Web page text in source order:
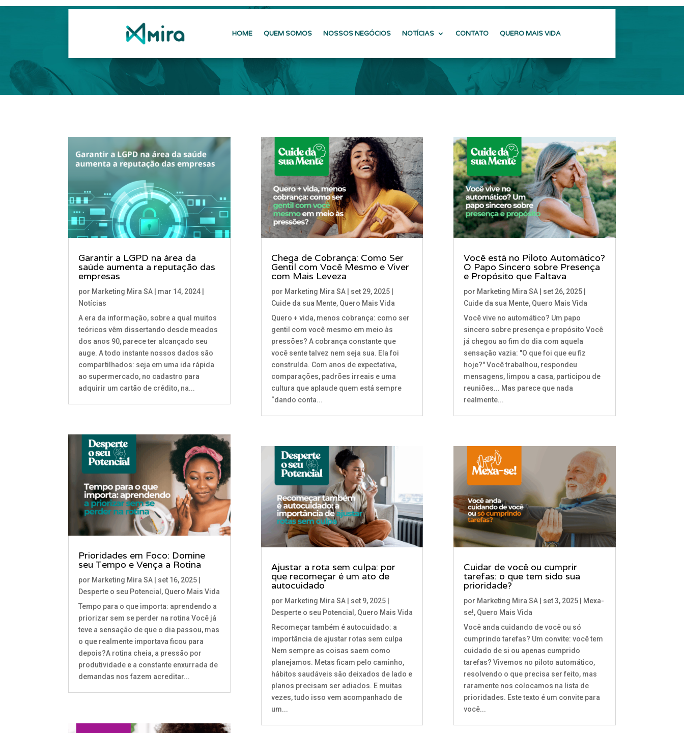
HOME QUEM SOMOS NOSSOS NEGÓCIOS NOTÍCIAS CONTATO QUERO MAIS VIDA
Garantir a LGPD na área da
saúde aumenta a reputação das
empresas
por Marketing Mira SA mar 14, 2024
Notícias
A era da informação, sobre a qual muitos
teóricos vêm dissertando desde meados
dos anos 90, parece ter alcançado seu
auge. A todo instante nossos dados são
compartilhados: seja em uma ida rápida
ao supermercado, no cadastro para
adquirir um cartão de crédito, na...
Prioridades em Foco: Domine
seu Tempo e Vença a Rotina
por Marketing Mira SA set 16, 2025
Desperte o seu Potencial , Quero Mais Vida
Tempo para o que importa: aprendendo a
priorizar sem se perder na rotina Você já
teve a sensação de que o dia passou, mas
o que realmente importava ficou para
depois?A rotina cheia, a pressão por
produtividade e a constante enxurrada de
demandas nos fazem acreditar...
Chega de Cobrança: Como Ser
Gentil com Você Mesmo e Viver
com Mais Leveza
por Marketing Mira SA| set 29, 2025|
Cuide da sua Mente, Quero Mais Vida
Quero + vida, menos cobrança: como ser
gentil com você mesmo em meio às
pressões? A cobrança constante que
você sente talvez nem seja sua. Ela foi
construída. Com anos de expectativa,
comparações, padrões irreais e uma
cultura que aplaude quem está sempre
“dando conta...
Ajustar a rota sem culpa: por
que recomeçar é um ato de
autocuidado
por Marketing Mira SA| set 9, 2025|
Desperte o seu Potencial , Quero Mais Vida
Recomeçar também é autocuidado: a
importância de ajustar rotas sem culpa
Nem sempre as coisas saem como
planejamos. Metas ficam pelo caminho,
hábitos saudáveis são deixados de lado e
planos precisam ser adiados. E muitas
vezes, tudo isso vem acompanhado de
um...
Você está no Piloto Automático?
O Papo Sincero sobre Presença
e Propósito que Faltava
por Marketing Mira SA| set 26, 2025|
Cuide da sua Mente, Quero Mais Vida
Você vive no automático? Um papo
sincero sobre presença e propósito Você
já chegou ao fim do dia com aquela
sensação vazia: "O que foi que eu fiz
hoje?" Você trabalhou, respondeu
mensagens, limpou a casa, participou de
reuniões... Mas parece que nada
realmente...
Cuidar de você ou cumprir
tarefas: o que tem sido sua
prioridade?
por Marketing Mira SA| set 3, 2025|
Mexa-
se!, Quero Mais Vida
Você anda cuidando de você ou só
cumprindo tarefas? Um convite: você tem
cuidado de si ou apenas cumprido
tarefas? Vivemos no piloto automático,
resolvendo o que precisa ser feito, mas
raramente nos colocamos na lista de
prioridades. Este texto é um convite para
você...